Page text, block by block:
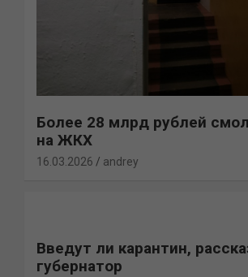
Более 28 млрд рублей
на ЖКХ
16.03.2026 andrey
Введут ли карантин,
губернатор